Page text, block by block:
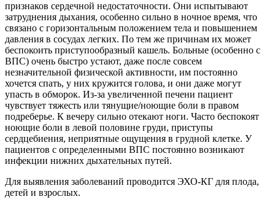
признаков сердечной недостаточности. Они испытывают
затруднения дыхания, особенно сильно в ночное время, что
связано с горизонтальным положением тела и повышением
давления в сосудах легких. По тем же причинам их может
беспокоить приступообразный кашель. Больные (особенно с
ВПС) очень быстро устают, даже после совсем
незначительной физической активности, им постоянно
хочется спать, у них кружится голова, и они даже могут
упасть в обморок. Из-за увеличенной печени пациент
чувствует тяжесть или тянущие/ноющие боли в правом
подреберье. К вечеру сильно отекают ноги. Часто беспокоят
ноющие боли в левой половине груди, приступы
сердцебиения, неприятные ощущения в грудной клетке. У
пациентов с определенными ВПС постоянно возникают
инфекции нижних дыхательных путей.
Для выявления заболеваний проводится ЭХО-КГ для плода,
детей и взрослых.